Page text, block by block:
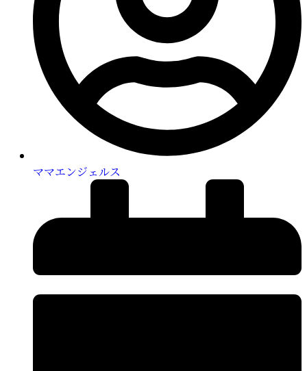
ママエンジェルス